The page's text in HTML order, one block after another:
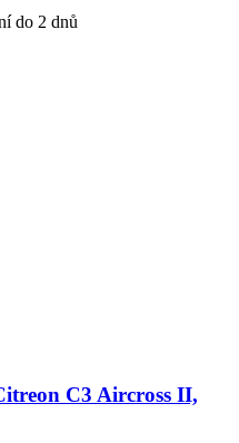
do 2 dnů
C3 Aircross II,